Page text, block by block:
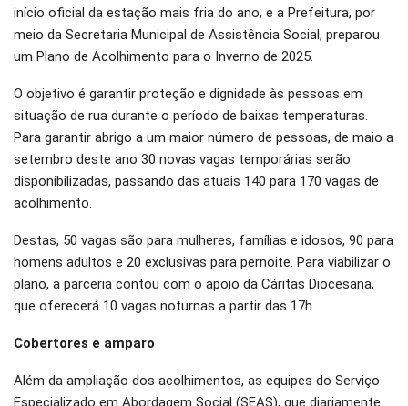
O email
início oficial da estação mais fria do ano, e a Prefeitura, por
meio da Secretaria Municipal de Assistência Social, preparou
um Plano de Acolhimento para o Inverno de 2025.
O objetivo é garantir proteção e dignidade às pessoas em
situação de rua durante o período de baixas temperaturas.
Para garantir abrigo a um maior número de pessoas, de maio a
setembro deste ano 30 novas vagas temporárias serão
disponibilizadas, passando das atuais 140 para 170 vagas de
acolhimento.
Destas, 50 vagas são para mulheres, famílias e idosos, 90 para
homens adultos e 20 exclusivas para pernoite. Para viabilizar o
plano, a parceria contou com o apoio da Cáritas Diocesana,
que oferecerá 10 vagas noturnas a partir das 17h.
Cobertores e amparo
Além da ampliação dos acolhimentos, as equipes do Serviço
Especializado em Abordagem Social (SEAS), que diariamente